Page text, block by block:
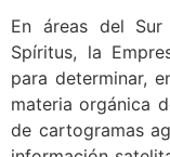
En áreas del
Spíritus, la
para determinar,
materia orgánica
de cartogramas